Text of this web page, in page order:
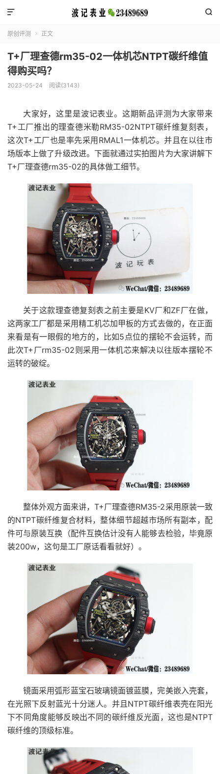


原创评测  正文
T+厂理查德rm35-02一体机芯NTPT碳纤维值
得购买吗？
2023-05-24 阅读(3143)
大家好，这里是波记表业。这期新品评测为大家带来
T+工厂推出的理查德米勒RM35-02NTPT碳纤维复刻表，
这次T+工厂也是率先采用RMAL1一体机芯。并且在以往市
场版本上做了升级改进。下面就通过实拍图片为大家讲解下
T+厂理查德rm35-02的具体做工细节。
关于这款理查德复刻表之前主要是KV厂和ZF厂在做，
这两家工厂都是采用精工机芯加甲板的方式去做的，在正面
来看是有一眼假的地方的，比如5点位的摆轮不会运转，而
此次T+厂rm35-02则采用一体机芯来解决以往版本摆轮不
运转的破绽。
整体外观方面来讲，T+厂理查德RM35-2采用原装一致
的NTPT碳纤维复合材料，整体细节超越市场所有副本，配
件可与原装互换（配件互换估计没有人能够去检验，毕竟原
装200w，这句是工厂原话看看就好）。
镜面采用弧形蓝宝石玻璃镜面镀蓝膜，完美嵌入壳套，
在光照下反射蓝光十分迷人。并且NTPT碳纤维表壳在阳光
下不同角度能够反映出不同的碳纤维反光面，这也是NTPT
碳纤维的顶级标准。